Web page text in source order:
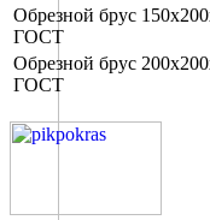
Обрезной брус
ГОСТ
Обрезной брус
ГОСТ